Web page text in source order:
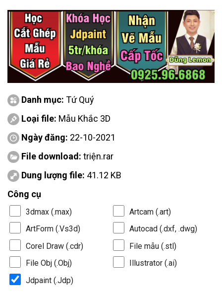
Danh mục: Tứ Quý
Loại file: Mẫu Khắc 3D
Ngày đăng: 22-10-2021
File download: triện.rar
Dung lượng file: 41.12 KB
Công cụ
3dmax (.max)
Artcam (.art)
ArtForm (.Vs3d)
Autocad (.dxf, .dwg)
Corel Draw (.cdr)
File mẫu (.stl)
File Obj (.Obj)
Illustrator (.ai)
Jdpaint (.Jdp)